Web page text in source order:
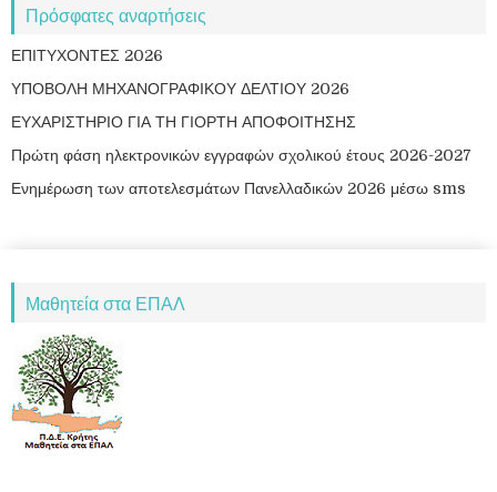
Πρόσφατες αναρτήσεις
ΕΠΙΤΥΧΟΝΤΕΣ 2026
ΥΠΟΒΟΛΗ ΜΗΧΑΝΟΓΡΑΦΙΚΟΥ ΔΕΛΤΙΟΥ 2026
ΕΥΧΑΡΙΣΤΗΡΙΟ ΓΙΑ ΤΗ ΓΙΟΡΤΗ ΑΠΟΦΟΙΤΗΣΗΣ
Πρώτη φάση ηλεκτρονικών εγγραφών σχολικού έτους 2026-2027
Ενημέρωση των αποτελεσμάτων Πανελλαδικών 2026 μέσω sms
Μαθητεία στα ΕΠΑΛ